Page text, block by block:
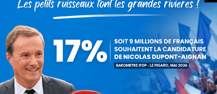
candidature à…